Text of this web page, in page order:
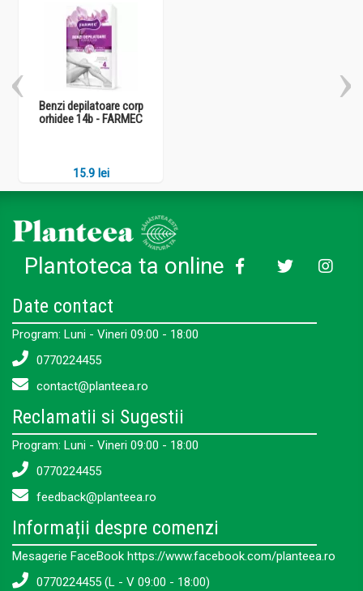
Benzi depilatoare corp
orhidee 14b - FARMEC
15.9 lei
Plantoteca ta online
Date contact
Program: Luni - Vineri 09:00 - 18:00
0770224455
contact@planteea.ro
Reclamatii si Sugestii
Program: Luni - Vineri 09:00 - 18:00
0770224455
feedback@planteea.ro
Informații despre comenzi
Mesagerie FaceBook https://www.facebook.com/planteea.ro
0770224455 (L - V 09:00 - 18:00)